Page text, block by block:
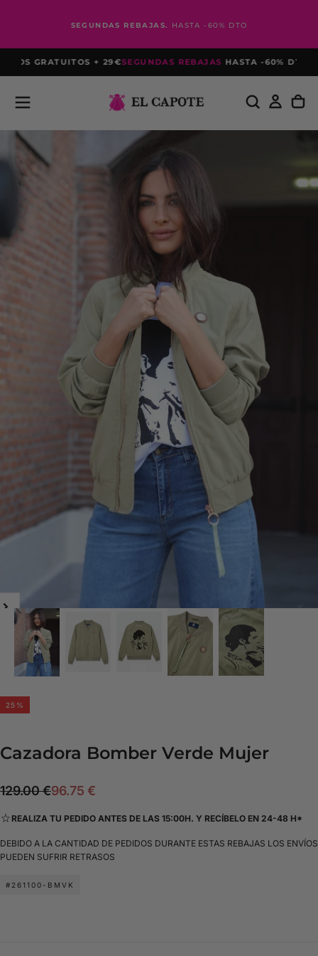
SEGUNDAS REBAJAS. HASTA -60% DTO
GRATUITOS + 29€SEGUNDAS REBAJASHASTA -60% DTO
25 %
Cazadora Bomber Verde Mujer
96.75
Precio
129.00 €Precio
96.75 €
REALIZA TU PEDIDO ANTES DE LAS 15:00H. Y RECÍBELO EN 24-48 H*
DEBIDO A LA CANTIDAD DE PEDIDOS DURANTE ESTAS REBAJAS LOS ENVÍOS
PUEDEN SUFRIR RETRASOS
#261100-BMVK